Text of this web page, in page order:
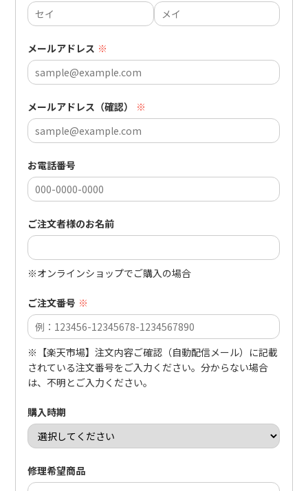
メールアドレス ※
メールアドレス（確認） ※
お電話番号
ご注文者様のお名前
※オンラインショップでご購入の場合
ご注文番号 ※
※【楽天市場】注文内容ご確認（自動配信メール）に記載
されている注文番号をご入力ください。分からない場合
は、不明とご入力ください。
購入時期
修理希望商品